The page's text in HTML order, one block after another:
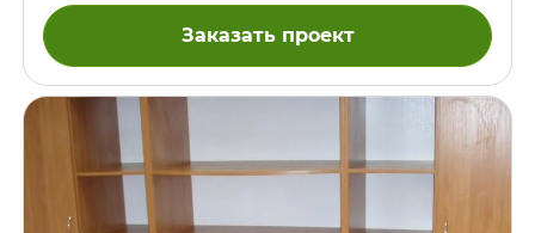
материалов в короткие сроки по индивидуальному
пожеланию и доступным ценам.
Заказать проект